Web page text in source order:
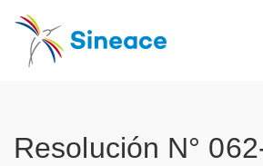
Resolución N°